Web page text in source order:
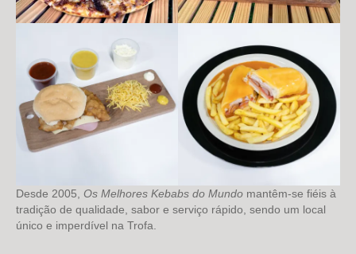
Desde 2005, Os Melhores Kebabs do Mundo mantêm-se fiéis à
tradição de qualidade, sabor e serviço rápido, sendo um local
único e imperdível na Trofa.